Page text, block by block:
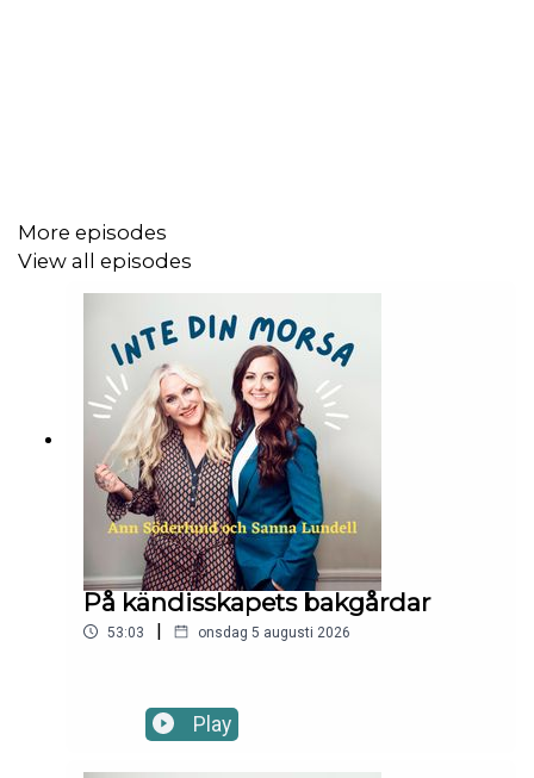
More episodes
View all episodes
På kändisskapets bakgårdar
53:03 | onsdag 5 augusti 2026
Play